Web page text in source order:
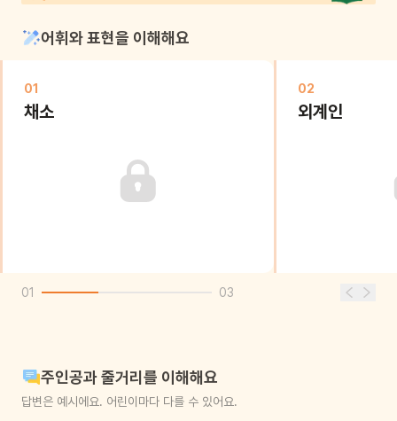
어휘와 표현을 이해해요
01
채소
02
외계인
01 03
주인공과 줄거리를 이해해요
답변은 예시에요. 어린이마다 다를 수 있어요.